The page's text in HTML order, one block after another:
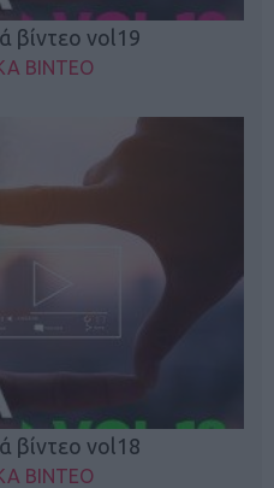
βίντεο vol19
ΒΙΝΤΕΟ
βίντεο vol18
ΒΙΝΤΕΟ